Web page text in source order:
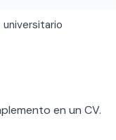
universitario
en un CV.